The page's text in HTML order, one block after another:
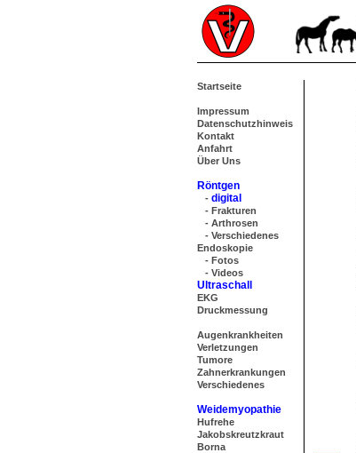
Startseite
Impressum
Datenschutzhinweis
Kontakt
Anfahrt
Über Uns
Röntgen
- digital
- Frakturen
- Arthrosen
- Verschiedenes
Endoskopie
- Fotos
- Videos
Ultraschall
EKG
Druckmessung
Augenkrankheiten
Verletzungen
Tumore
Zahnerkrankungen
Verschiedenes
Weidemyopathie
Hufrehe
Jakobskreutzkraut
Borna